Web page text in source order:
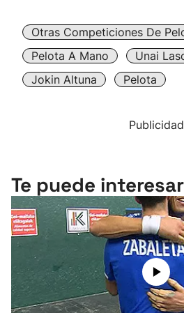
Otras Competiciones De
Pelota A Mano
Unai
Jokin Altuna
Pelota
Publicidad
Te puede interesar